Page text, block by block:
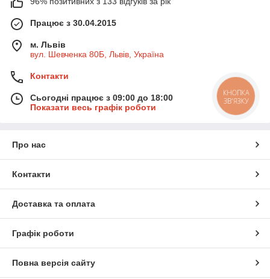
Працює з 30.04.2015
м. Львів
вул. Шевченка 80Б, Львів, Україна
Контакти
Сьогодні працює з 09:00 до 18:00
Показати весь графік роботи
Про нас
Контакти
Доставка та оплата
Графік роботи
Повна версія сайту
КНОПКА
ЗВ'ЯЗКУ